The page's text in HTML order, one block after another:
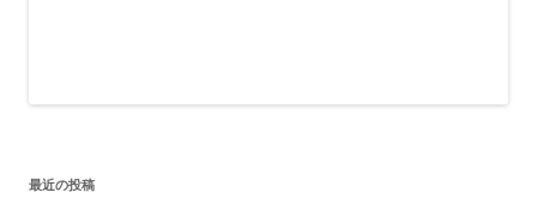
最近の投稿